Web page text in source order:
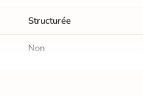
Structurée
Non